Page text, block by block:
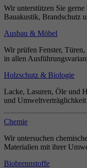
Wir unterstützen Sie
Bauakustik, Brandschutz
Ausbau & Möbel
Wir prüfen Fenster,
in allen
Holzschutz & Biologie
Lacke, Lasuren, Öle und
und
Chemie
Wir untersuchen
Materialien mit ihrer
Biobrennstoffe